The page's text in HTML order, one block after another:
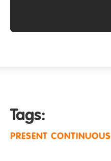
Tags:
PRESENT CONTINUOUS